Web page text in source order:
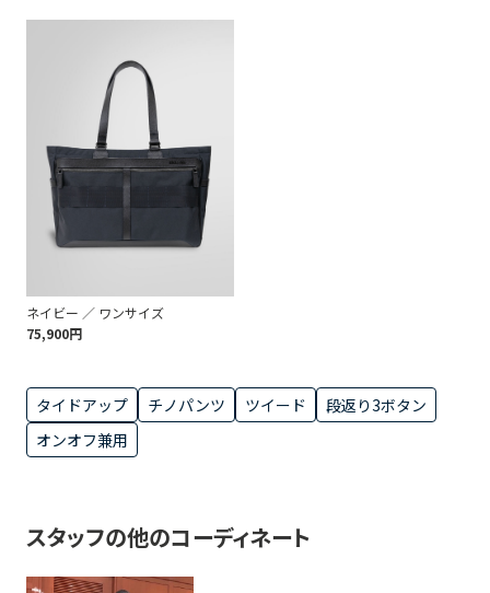
ネイビー ／ ワンサイズ
75,900円
タイドアップ チノパンツ ツイード
段返り3ボタン
オンオフ兼用
スタッフの他のコーディネート